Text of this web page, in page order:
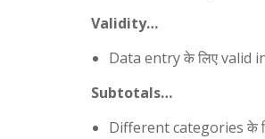
Validity…
Data entry के लिए valid
Subtotals…
Different categories के